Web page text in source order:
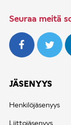
Seuraa meitä
JÄSENYYS
Henkilöjäsenyys
Liittojäsenyys